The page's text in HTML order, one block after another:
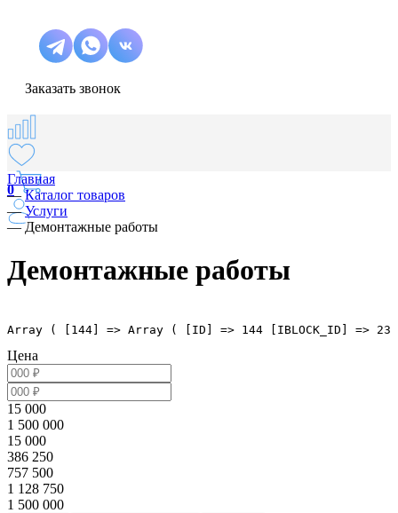
Заказать звонок
0
Главная
—Каталог товаров
—Услуги
—Демонтажные работы
Демонтажные работы
Array ( [144] => Array ( [ID] => 144 [IBLOCK_ID] => 23
Цена
15 000
1 500 000
15 000
386 250
757 500
1 128 750
1 500 000